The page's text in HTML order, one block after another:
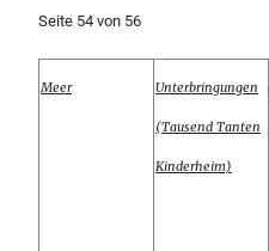
Seite 54 von 56
Meer Unterbringungen
(Tausend Tanten
Kinderheim)